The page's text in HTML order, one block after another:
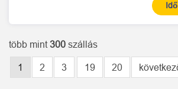
több mint300 szállás
1 2 3 19 20